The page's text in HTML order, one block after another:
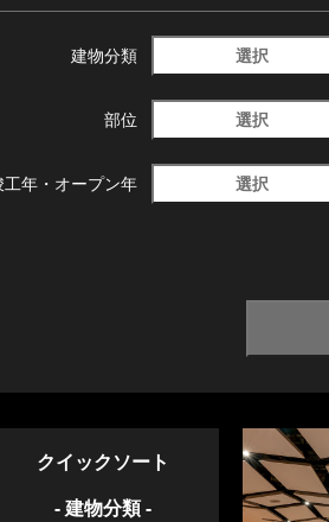
建物分類 選択
部位 選択
年・ オープン年 選択
クイックソート
- 建物分類 -